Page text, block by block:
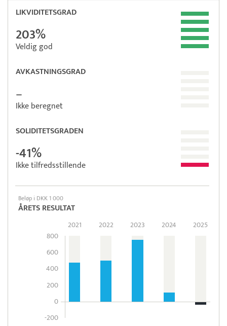
LIKVIDITETSGRAD
203%
Veldig god
AVKASTNINGSGRAD
–
Ikke beregnet
SOLIDITETSGRADEN
-41%
Ikke tilfredsstillende
Beløp i DKK 1 000
ÅRETS RESULTAT
800
600
400
200
0
-200
2021 2022 2023 2024 2025